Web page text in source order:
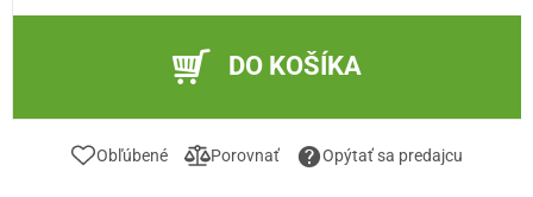
DO KOŠÍKA
Obľúbené Porovnať Opýtať sa predajcu